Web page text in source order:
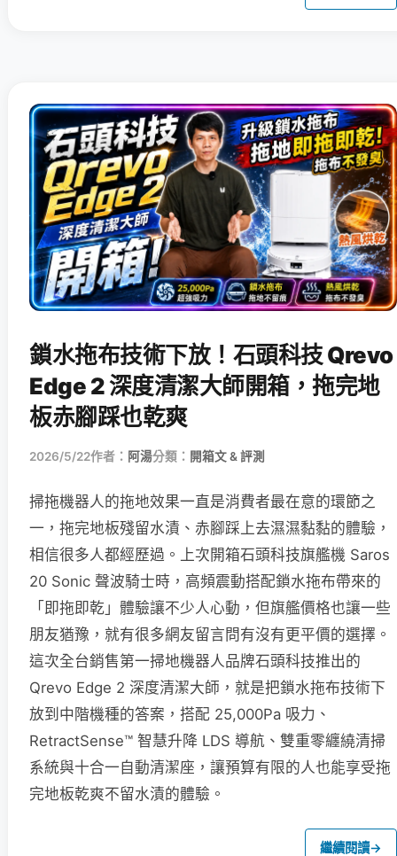
鎖水拖布技術下放！石頭科技 Qrevo
Edge 2 深度清潔大師開箱，拖完地
板赤腳踩也乾爽
2026/5/22作者： 阿湯分類： 開箱文 & 評測
掃拖機器人的拖地效果一直是消費者最在意的環節之
一，拖完地板殘留水漬、赤腳踩上去濕濕黏黏的體驗，
相信很多人都經歷過。上次開箱石頭科技旗艦機 Saros
20 Sonic 聲波騎士時，高頻震動搭配鎖水拖布帶來的
「即拖即乾」體驗讓不少人心動，但旗艦價格也讓一些
朋友猶豫，就有很多網友留言問有沒有更平價的選擇。
這次全台銷售第一掃地機器人品牌石頭科技推出的
Qrevo Edge 2 深度清潔大師，就是把鎖水拖布技術下
放到中階機種的答案，搭配 25,000Pa 吸力、
RetractSense™ 智慧升降 LDS 導航、雙重零纏繞清掃
系統與十合一自動清潔座，讓預算有限的人也能享受拖
完地板乾爽不留水漬的體驗。
繼續閱讀→